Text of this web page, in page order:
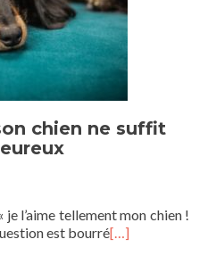
chien ne suffit
je l’aime tellement mon chien !
est bourré[…]